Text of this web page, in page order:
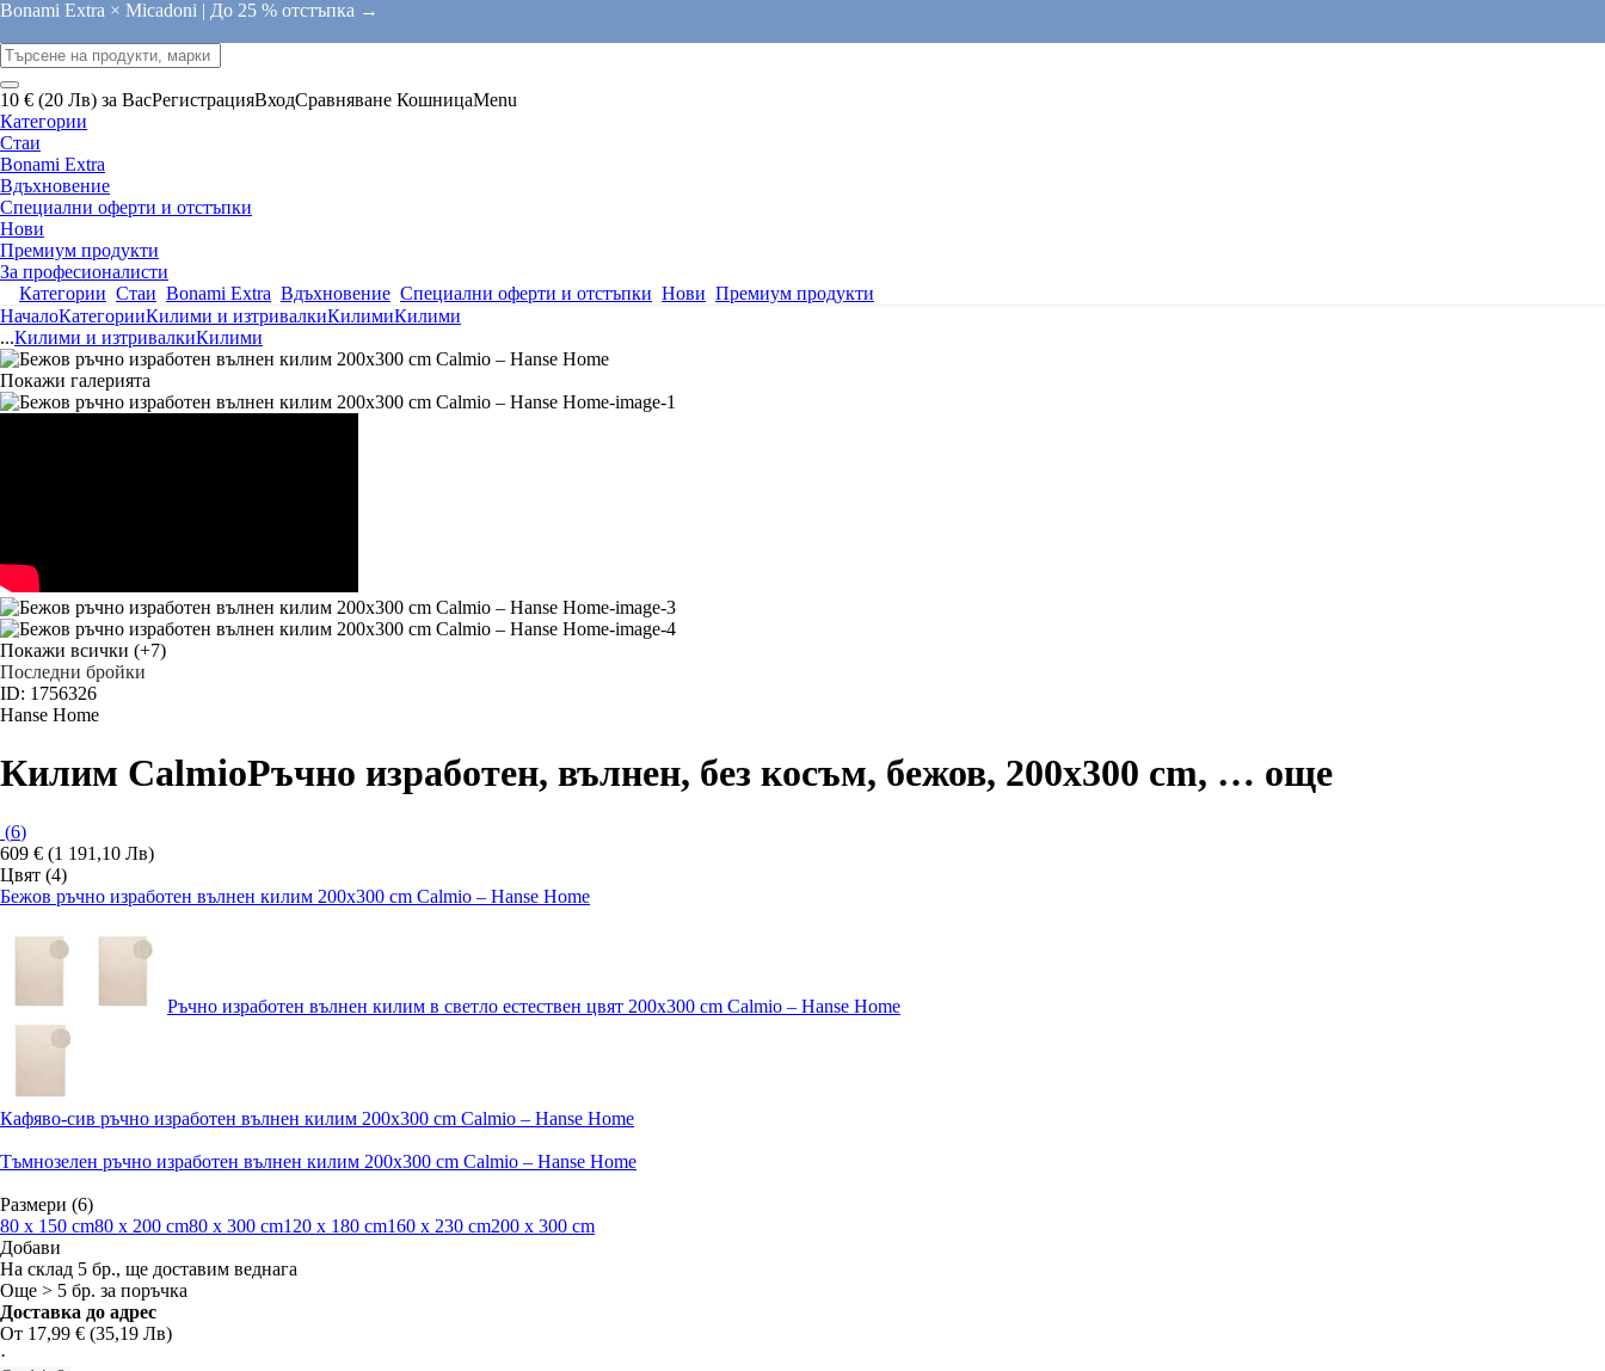
Bonami Extra × Micadoni | До 25 % отстъпка →
10 € (20 Лв) за ВасРегистрацияВходСравняване КошницаMenu
Категории
Стаи
Bonami Extra
Вдъхновение
Специални оферти и отстъпки
Нови
Премиум продукти
За професионалисти
Категории Стаи Bonami Extra Вдъхновение Специални оферти и отстъпки Нови Премиум продукти
НачалоКатегорииКилими и изтривалкиКилимиКилими
...Килими и изтривалкиКилими
Покажи галерията
Покажи всички (+7)
Последни бройки
ID: 1756326
Hanse Home
Килим CalmioРъчно изработен, вълнен, без косъм, бежов, 200x300 cm, … още
(6)
609 € (1 191,10 Лв)
Цвят (4)
Бежов ръчно изработен вълнен килим 200x300 cm Calmio – Hanse Home
Ръчно изработен вълнен килим в светло естествен цвят 200x300 cm Calmio – Hanse Home
Кафяво-сив ръчно изработен вълнен килим 200x300 cm Calmio – Hanse Home
Тъмнозелен ръчно изработен вълнен килим 200x300 cm Calmio – Hanse Home
Размери (6)
80 x 150 cm80 x 200 cm80 x 300 cm120 x 180 cm160 x 230 cm200 x 300 cm
Добави
На склад 5 бр., ще доставим веднага
Още > 5 бр. за поръчка
Доставка до адрес
От 17,99 € (35,19 Лв)
·